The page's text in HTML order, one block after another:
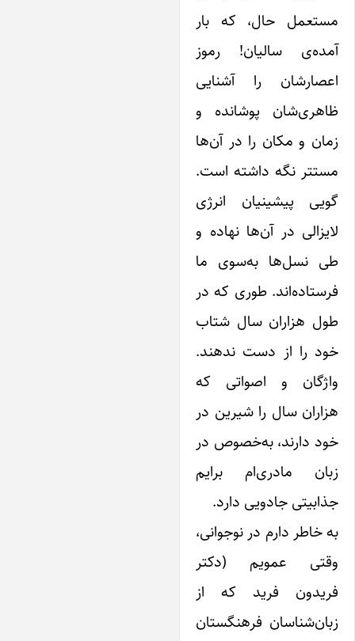
حال، که بار
سالیان! رموز
را آشنایی
پوشانده و
و مکان را در آن‌ها
نگه داشته است.
پیشینیان انر‌ژی
در آن‌ها نهاده و
نسل‌ها به‌سوی ما
طوری که در
هزاران سال شتاب
را از دست ندهند.
و اصواتی که
سال را شیرین در
دارند، به‌خصوص در
مادری‌ام برایم
جادویی دارد.
خاطر دارم در نوجوانی،
عمویم (دکتر
فرید که از
فرهنگستان